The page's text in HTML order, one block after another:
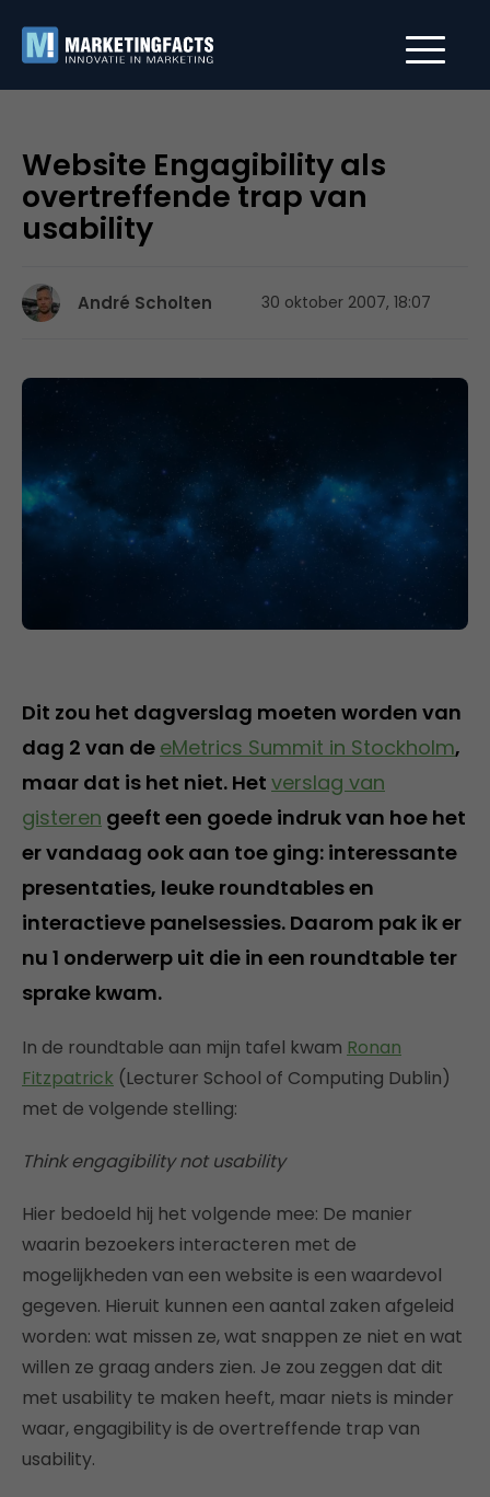
Website Engagibility als
overtreffende trap van
usability
André Scholten 30 oktober 2007, 18:07
Dit zou het dagverslag moeten worden van
dag 2 van de eMetrics Summit in Stockholm,
maar dat is het niet. Het verslag van
gisteren geeft een goede indruk van hoe het
er vandaag ook aan toe ging: interessante
presentaties, leuke roundtables en
interactieve panelsessies. Daarom pak ik er
nu 1 onderwerp uit die in een roundtable ter
sprake kwam.
In de roundtable aan mijn tafel kwam Ronan
Fitzpatrick (Lecturer School of Computing Dublin)
met de volgende stelling:
Think engagibility not usability
Hier bedoeld hij het volgende mee: De manier
waarin bezoekers interacteren met de
mogelijkheden van een website is een waardevol
gegeven. Hieruit kunnen een aantal zaken afgeleid
worden: wat missen ze, wat snappen ze niet en wat
willen ze graag anders zien. Je zou zeggen dat dit
met usability te maken heeft, maar niets is minder
waar, engagibility is de overtreffende trap van
usability.